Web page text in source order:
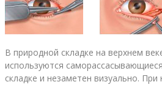
В природной складке на верхнем
используются
складке и незаметен визуально.